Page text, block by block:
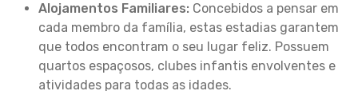
Alojamentos Familiares: Concebidos a pensar em
cada membro da família, estas estadias garantem
que todos encontram o seu lugar feliz. Possuem
quartos espaçosos, clubes infantis envolventes e
atividades para todas as idades.